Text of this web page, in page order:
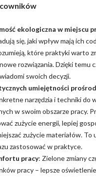
ekologiczna w miejscu
się, jaki wpływ mają ich
które praktyki warto
rozwiązania. Dzięki temu
swoich decyzji.
umiejętności
narzędzia i techniki do
w swoim obszarze pracy.
zużycie energii, lepiej
zużycie materiałów. To
zastosować w praktyce.
pracy: Zielone zmiany
pracy – lepsze